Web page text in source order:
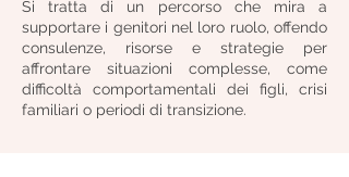
Si tratta di un percorso che mira a
supportare i genitori nel loro ruolo, offendo
consulenze, risorse e strategie per
affrontare situazioni complesse, come
difficoltà comportamentali dei figli, crisi
familiari o periodi di transizione.